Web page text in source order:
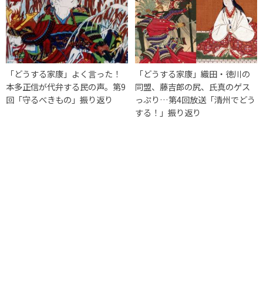
「どうする家康」よく言った！
本多正信が代弁する民の声。第9
回「守るべきもの」振り返り
「どうする家康」織田・徳川の
同盟、藤吉郎の尻、氏真のゲス
っぷり…第4回放送「清州でどう
する！」振り返り